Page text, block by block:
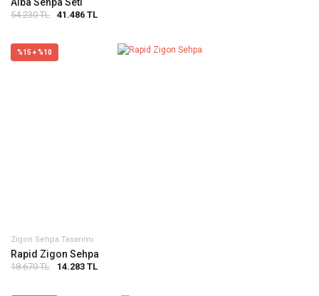
54.230 TL 41.486 TL
%15 + %10
Zigon Sehpa Tasarımı
Rapid Zigon Sehpa
18.670 TL 14.283 TL